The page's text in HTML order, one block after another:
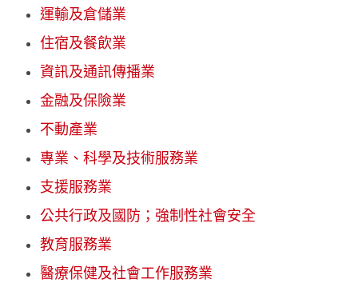
運輸及倉儲業
住宿及餐飲業
資訊及通訊傳播業
金融及保險業
不動產業
專業、科學及技術服務業
支援服務業
公共行政及國防；強制性社會安全
教育服務業
醫療保健及社會工作服務業